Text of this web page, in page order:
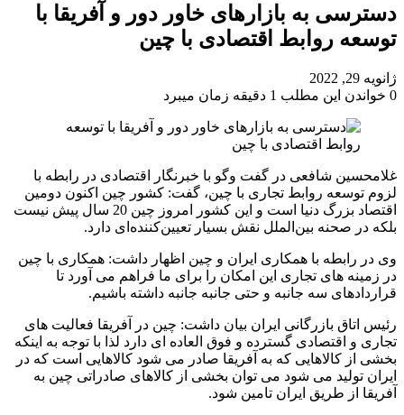
دسترسی به بازارهای خاور دور و آفریقا با
توسعه روابط اقتصادی با چین
ژانویه 29, 2022
0 خواندن این مطلب 1 دقیقه زمان میبرد
غلامحسین شافعی در گفت وگو با خبرنگار اقتصادی در رابطه با
لزوم توسعه روابط تجاری با چین، گفت: کشور چین اکنون دومین
اقتصاد بزرگ دنیا است و این کشور امروز چین 20 سال پیش نیست
بلکه در صحنه بین‌الملل نقش بسیار تعیین‌کننده‌ای دارد.
وی در رابطه با همکاری ایران و چین اظهار داشت: همکاری با چین
در زمینه های تجاری این امکان را برای ما فراهم می آورد تا
قراردادهای سه جانبه و حتی جانبه جانبه داشته باشیم.
رئیس اتاق بازرگانی ایران بیان داشت: چین در آفریقا فعالیت های
تجاری و اقتصادی گسترده و فوق العاده ای دارد لذا با توجه به اینکه
بخشی از کالاهایی که به آفریقا صادر می شود کالاهایی است که در
ایران تولید می شود می توان بخشی از کالاهای صادراتی چین به
آفریقا از طریق ایران تامین شود.